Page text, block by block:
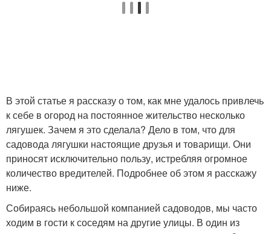
В этой статье я рассказу о том, как мне удалось привлечь
к себе в огород на постоянное жительство несколько
лягушек. Зачем я это сделала? Дело в том, что для
садовода лягушки настоящие друзья и товарищи. Они
приносят исключительно пользу, истребляя огромное
количество вредителей. Подробнее об этом я расскажу
ниже.
Собираясь небольшой компанией садоводов, мы часто
ходим в гости к соседям на другие улицы. В один из